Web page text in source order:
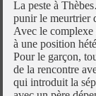
La peste à
punir le
Avec le
à une position
Pour le garçon,
de la rencontre
qui introduit la